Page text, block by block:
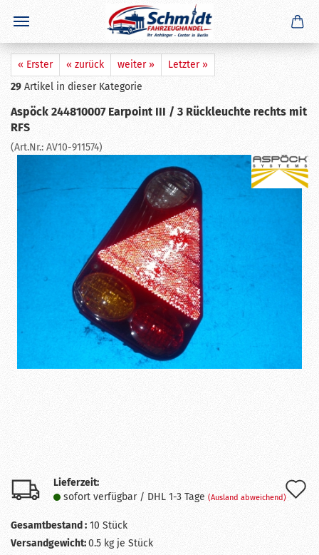
« Erster « zurück weiter »
Letzter »
29 Artikel in dieser Kategorie
Aspöck 244810007 Earpoint III / 3 Rückleuchte rechts mit
RFS
(Art.Nr.: AV10-911574)
Lieferzeit:
sofort verfügbar / DHL 1-3 Tage (Ausland abweichend)
Gesamtbestand : 10 Stück
Versandgewicht:0.5 kg je Stück
×
GERADE GEKAUFT
hatAbreißseil 1050 mm mit Ring +
Hakengekauft
Ausblenden